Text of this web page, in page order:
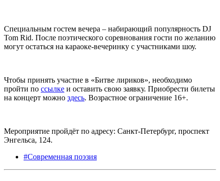
Специальным гостем вечера – набирающий популярность DJ
Tom Rid. После поэтического соревнования гости по желанию
могут остаться на караоке-вечеринку с участниками шоу.
Чтобы принять участие в «Битве лириков», необходимо
пройти по ссылке и оставить свою заявку. Приобрести билеты
на концерт можно здесь. Возрастное ограничение 16+.
Мероприятие пройдёт по адресу: Санкт-Петербург, проспект
Энгельса, 124.
#Современная поэзия